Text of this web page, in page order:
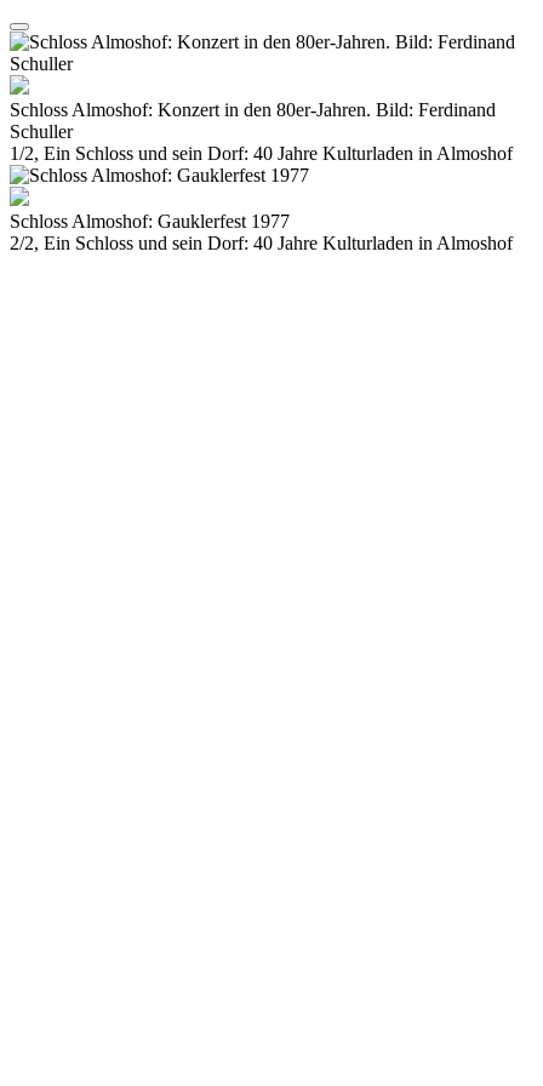
Schloss Almoshof: Konzert in den 80er-Jahren. Bild: Ferdinand
Schuller
1/2, Ein Schloss und sein Dorf: 40 Jahre Kulturladen in Almoshof
Schloss Almoshof: Gauklerfest 1977
2/2, Ein Schloss und sein Dorf: 40 Jahre Kulturladen in Almoshof